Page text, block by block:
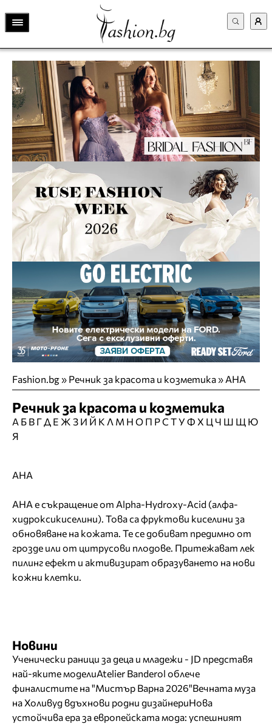
Fashion.bg» Речник за красота и козметика » АНА
Речник за красота и козметика
А Б В ГД Е Ж З И Й К Л М Н О П РС ТУФ Х ЦЧ Ш Щ Ю
Я
АНА
АНА е съкращение от Alpha-Hydroxy-Acid (алфа-
хидроксикиселини). Това са фруктови киселини за
обновяване на кожата. Те се добиват предимно от
грозде или от цитрусови плодове. Притежават лек
пилинг ефект и активизират образуването на нови
кожни клетки.
Новини
Ученически раници за деца и младежи - JD представя
най-яките моделиAtelier Banderol облече
финалистите на "Мистър Варна 2026"Вечната муза
на Холивуд вдъхнови родни дизайнериНова
устойчива ера за европейската мода: успешният